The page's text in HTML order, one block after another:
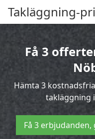
Takläggning-
Få 3
Hämta 3
takläggning
Få 3